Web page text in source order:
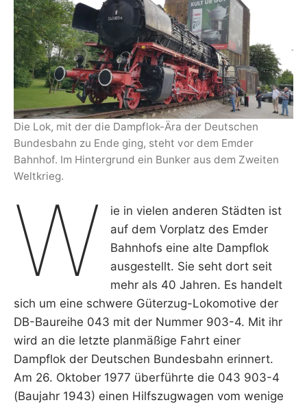
Die Lok, mit der die Dampflok-Ära der Deutschen
Bundesbahn zu Ende ging, steht vor dem Emder
Bahnhof. Im Hintergrund ein Bunker aus dem Zweiten
Weltkrieg.
W
ie in vielen anderen Städten ist
auf dem Vorplatz des Emder
Bahnhofs eine alte Dampflok
ausgestellt. Sie seht dort seit
mehr als 40 Jahren. Es handelt
sich um eine schwere Güterzug-Lokomotive der
DB-Baureihe 043 mit der Nummer 903-4. Mit ihr
wird an die letzte planmäßige Fahrt einer
Dampflok der Deutschen Bundesbahn erinnert.
Am 26. Oktober 1977 überführte die 043 903-4
(Baujahr 1943) einen Hilfszugwagen vom wenige